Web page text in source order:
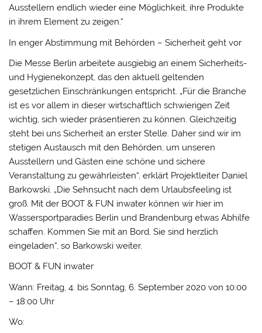
Ausstellern endlich wieder eine Möglichkeit, ihre Produkte
in ihrem Element zu zeigen.“
In enger Abstimmung mit Behörden – Sicherheit geht vor
Die Messe Berlin arbeitete ausgiebig an einem Sicherheits-
und Hygienekonzept, das den aktuell geltenden
gesetzlichen Einschränkungen entspricht. „Für die Branche
ist es vor allem in dieser wirtschaftlich schwierigen Zeit
wichtig, sich wieder präsentieren zu können. Gleichzeitig
steht bei uns Sicherheit an erster Stelle. Daher sind wir im
stetigen Austausch mit den Behörden, um unseren
Ausstellern und Gästen eine schöne und sichere
Veranstaltung zu gewährleisten“, erklärt Projektleiter Daniel
Barkowski. „Die Sehnsucht nach dem Urlaubsfeeling ist
groß. Mit der BOOT & FUN inwater können wir hier im
Wassersportparadies Berlin und Brandenburg etwas Abhilfe
schaffen. Kommen Sie mit an Bord, Sie sind herzlich
eingeladen“, so Barkowski weiter.
BOOT & FUN inwater
Wann: Freitag, 4. bis Sonntag, 6. September 2020 von 10:00
– 18:00 Uhr
Wo: